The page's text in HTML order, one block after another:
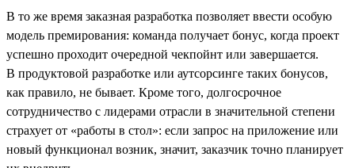
В то же время заказная разработка позволяет ввести особую
модель премирования: команда получает бонус, когда проект
успешно проходит очередной чекпойнт или завершается.
В продуктовой разработке или аутсорсинге таких бонусов,
как правило, не бывает. Кроме того, долгосрочное
сотрудничество с лидерами отрасли в значительной степени
страхует от «работы в стол»: если запрос на приложение или
новый функционал возник, значит, заказчик точно планирует